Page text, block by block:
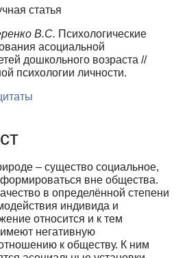
статья
В.С. Психологические
асоциальной
дошкольного возраста //
психологии личности.
– существо социальное,
вне общества.
в определённой степени
индивида и
относится и к тем
негативную
к обществу. К ним